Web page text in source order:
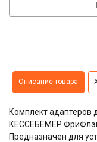
Описание товара
Комплект адаптеров
КЕССЕБЁМЕР
Предназначен для